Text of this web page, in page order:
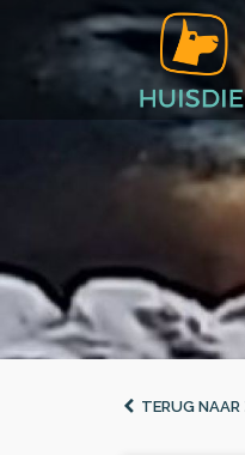
TERUG NAAR